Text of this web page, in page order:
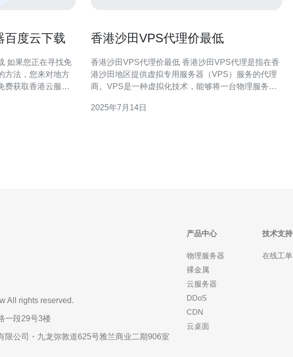
百度云下载
方法，您来对地方
费获取香港云服务
务器资源，因此
香港沙田VPS代理价最低
香港沙田VPS代理价最低 香港沙田VPS代理是指在香
港沙田地区提供虚拟专用服务器（VPS）服务的代理
商。VPS是一种虚拟化技术，能够将一台物理服务器
运行独立的操作系统和应用程序。 香港沙田VPS代理
2025年7月14日
All rights reserved.
一段29号3楼
限公司・九龙弥敦道625号雅兰商业二期906室
产品中心
物理服务器
裸金属
云服务器
DDoS
CDN
云桌面
技术支持
在线工单